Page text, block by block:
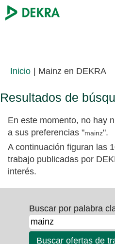
Inicio Mainz en DEKRA
Resultados de
En este momento, no hay
a sus preferencias "mainz".
A continuación figuran las
trabajo publicadas por
interés.
Buscar por palabra